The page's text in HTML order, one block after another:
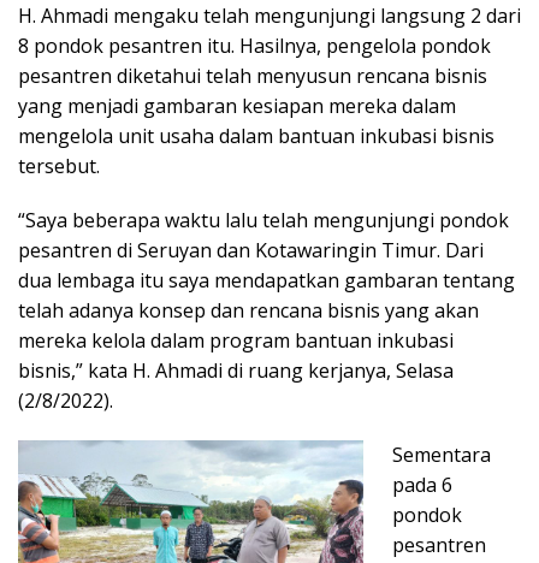
H. Ahmadi mengaku telah mengunjungi langsung 2 dari
8 pondok pesantren itu. Hasilnya, pengelola pondok
pesantren diketahui telah menyusun rencana bisnis
yang menjadi gambaran kesiapan mereka dalam
mengelola unit usaha dalam bantuan inkubasi bisnis
tersebut.
“Saya beberapa waktu lalu telah mengunjungi pondok
pesantren di Seruyan dan Kotawaringin Timur. Dari
dua lembaga itu saya mendapatkan gambaran tentang
telah adanya konsep dan rencana bisnis yang akan
mereka kelola dalam program bantuan inkubasi
bisnis,” kata H. Ahmadi di ruang kerjanya, Selasa
(2/8/2022).
Sementara
pada 6
pondok
pesantren